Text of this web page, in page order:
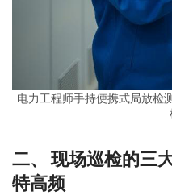
电力工程师手持便携式局放检
二、 现场巡检的三
特高频